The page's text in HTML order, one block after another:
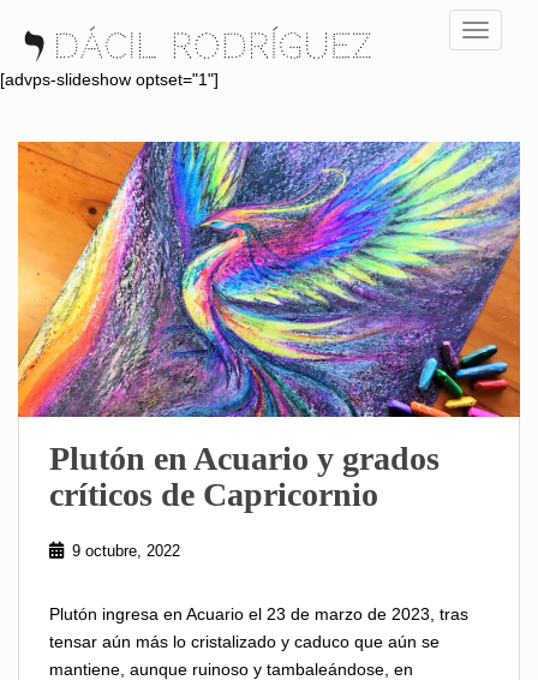
p
[advps-slideshow optset="1"]
Plutón en Acuario y grados
críticos de Capricornio
9 octubre, 2022
Plutón ingresa en Acuario el 23 de marzo de 2023, tras
tensar aún más lo cristalizado y caduco que aún se
mantiene, aunque ruinoso y tambaleándose, en